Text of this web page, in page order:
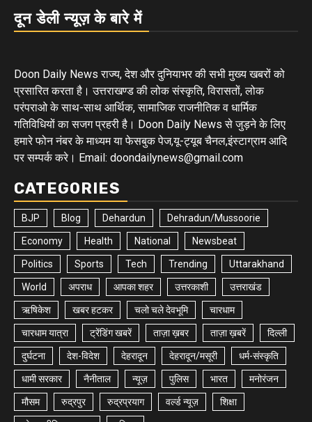
दून डेली न्यूज़ के बारे में
Doon Daily News राज्य, देश और दुनियाभर की सभी मुख्य खबरों को
प्रसारित करता है। उत्तराखण्ड की लोक संस्कृति, विरासतों, लोक
परंपराओ के साथ-साथ आर्थिक, सामाजिक राजनीतिक व धार्मिक
गतिविधियों का सजग प्रहरी है। Doon Daily News से जुड़ने के लिए
हमारे फोन नंबर के माध्यम या फेसबुक पेज,यू-ट्यूब चैनल,इंस्टाग्राम आदि
पर सम्पर्क करे। Email: doondailynews@gmail.com
CATEGORIES
BJP Blog Dehardun Dehradun/Mussoorie
Economy Health National Newsbeat
Politics Sports Tech Trending Uttarakhand
World अपराध आपका शहर उत्तरकाशी उत्तराखंड
ऋषिकेश खबर हटकर चलो चले देवभूमि चारधाम
चारधाम यात्रा ट्रेंडिंग खबरें ताज़ा ख़बर ताज़ा ख़बरें दिल्ली
दुर्घटना देश-विदेश देहरादून देहरादून/मसूरी धर्म-संस्कृति
धामी सरकार नैनीताल न्यूज़ पुलिस भारत मनोरंजन
मौसम रुद्रपुर रुद्रप्रयाग वर्ल्ड न्यूज़ शिक्षा